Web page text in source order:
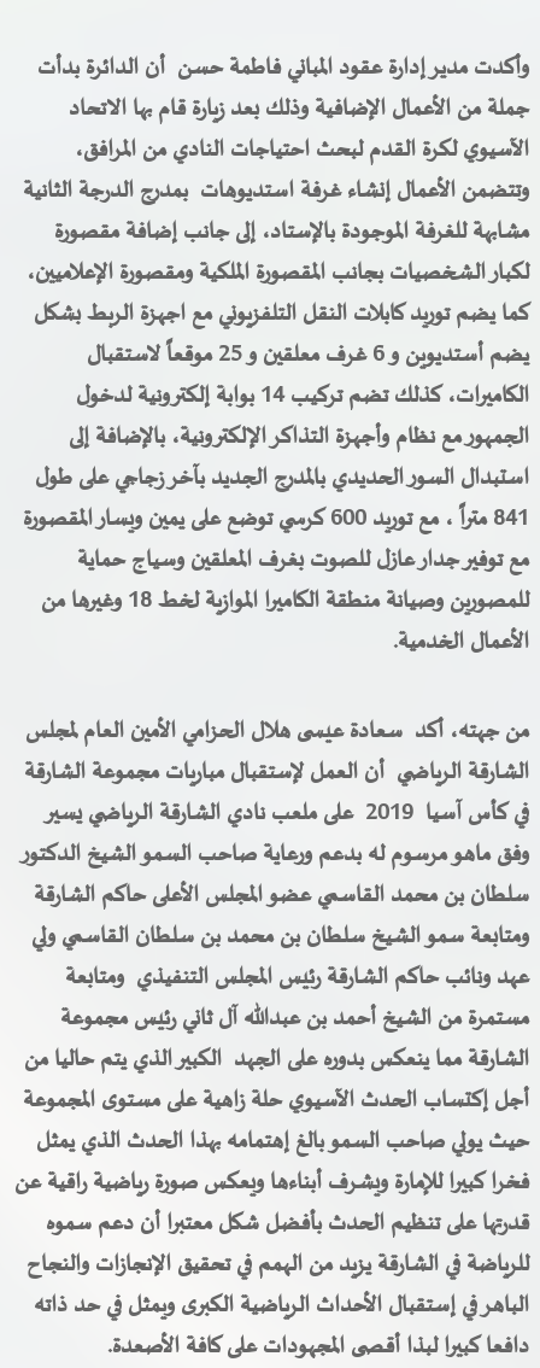
وأكدت مدير إدارة عقود المباني فاطمة حسن أن الدائرة بدأت
جملة من الأعمال الإضافية وذلك بعد زيارة قام بها الاتحاد
الآسيوي لكرة القدم لبحث احتياجات النادي من المرافق،
وتتضمن الأعمال إنشاء غرفة استديوهات بمدرج الدرجة الثانية
مشابهة للغرفة الموجودة بالإستاد، إلى جانب إضافة مقصورة
لكبار الشخصيات بجانب المقصورة الملكية ومقصورة الإعلاميين،
كما يضم توريد كابلات النقل التلفزيوني مع اجهزة الربط بشكل
يضم أستديوين و 6 غرف معلقين و 25 موقعاً لاستقبال
الكاميرات، كذلك تضم تركيب 14 بوابة إلكترونية لدخول
الجمهور مع نظام وأجهزة التذاكر الإلكترونية، بالإضافة إلى
استبدال السور الحديدي بالمدرج الجديد بآخر زجاجي على طول
841 متراً ، مع توريد 600 كرسي توضع على يمين ويسار المقصورة
مع توفير جدار عازل للصوت بغرف المعلقين وسياج حماية
للمصورين وصيانة منطقة الكاميرا الموازية لخط 18 وغيرها من
الأعمال الخدمية.
من جهته، أكد سعادة عيسى هلال الحزامي الأمين العام لمجلس
الشارقة الرياضي أن العمل لإستقبال مباريات مجموعة الشارقة
في كأس آسيا 2019 على ملعب نادي الشارقة الرياضي يسير
وفق ماهو مرسوم له بدعم ورعاية صاحب السمو الشيخ الدكتور
سلطان بن محمد القاسمي عضو المجلس الأعلى حاكم الشارقة
ومتابعة سمو الشيخ سلطان بن محمد بن سلطان القاسمي ولي
عهد ونائب حاكم الشارقة رئيس المجلس التنفيذي ومتابعة
مستمرة من الشيخ أحمد بن عبدالله آل ثاني رئيس مجموعة
الشارقة مما ينعكس بدوره على الجهد الكبير الذي يتم حاليا من
أجل إكتساب الحدث الآسيوي حلة زاهية على مستوى المجموعة
حيث يولي صاحب السمو بالغ إهتمامه بهذا الحدث الذي يمثل
فخرا كبيرا للإمارة ويشرف أبناءها ويعكس صورة رياضية راقية عن
قدرتها على تنظيم الحدث بأفضل شكل معتبرا أن دعم سموه
للرياضة في الشارقة يزيد من الهمم في تحقيق الإنجازات والنجاح
الباهر في إستقبال الأحداث الرياضية الكبرى ويمثل في حد ذاته
دافعا كبيرا لبذا أقصى المجهودات على كافة الأصعدة.